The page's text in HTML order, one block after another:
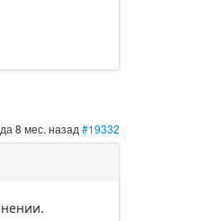
8 мес. назад #19332